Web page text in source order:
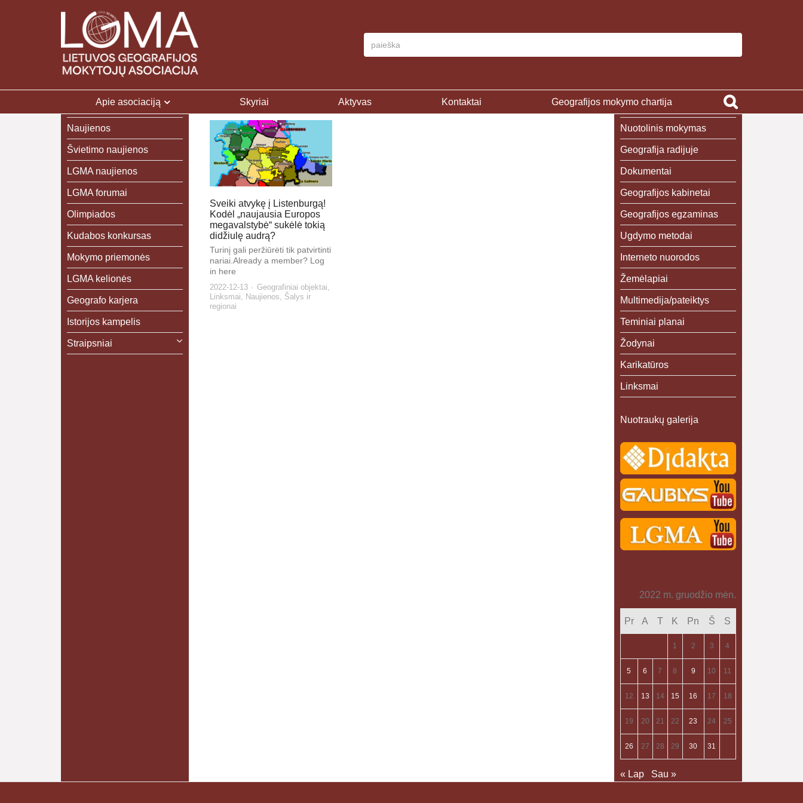
Apie asociaciją Skyriai Aktyvas Kontaktai Geografijos mokymo chartija
Sveiki atvykę į Listenburgą!
Kodėl „naujausia Europos
megavalstybė“ sukėlė tokią
didžiulę audrą?
Turinį gali peržiūrėti tik patvirtinti
nariai.Already a member? Log
in here
2022-12-13 Geografiniai objektai,
Linksmai, Naujienos, Šalys ir
regionai
Naujienos
Švietimo naujienos
LGMA naujienos
LGMA forumai
Olimpiados
Kudabos konkursas
Mokymo priemonės
LGMA kelionės
Geografo karjera
Istorijos kampelis
Straipsniai
Nuotolinis mokymas
Geografija radijuje
Dokumentai
Geografijos kabinetai
Geografijos egzaminas
Ugdymo metodai
Interneto nuorodos
Žemėlapiai
Multimedija/pateiktys
Teminiai planai
Žodynai
Karikatūros
Linksmai
Nuotraukų galerija
2022 m. gruodžio mėn.
Pr A T K Pn Š S
1 2 3 4
5 6 7 8 9 10 11
12 13 14 15 16 17 18
19 20 21 22 23 24 25
26 27 28 29 30 31
« Lap Sau »